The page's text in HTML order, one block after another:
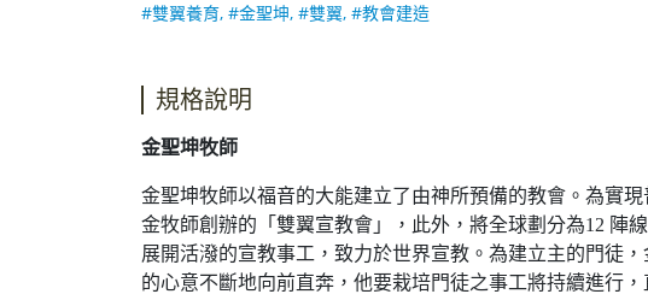
#雙翼養育, #金聖坤, #雙翼, #教會建造
規格說明
金聖坤牧師
金聖坤牧師以福音的大能建立了由神所預備的教會。為實
金牧師創辦的「雙翼宣教會」，此外，將全球劃分為12 陣
展開活潑的宣教事工，致力於世界宣教。為建立主的門徒
的心意不斷地向前直奔，他要栽培門徒之事工將持續進行，